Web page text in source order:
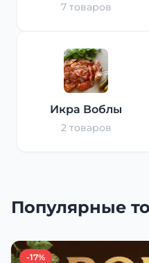
7 товаров
Икра Воблы
2 товаров
Популярные
-17%